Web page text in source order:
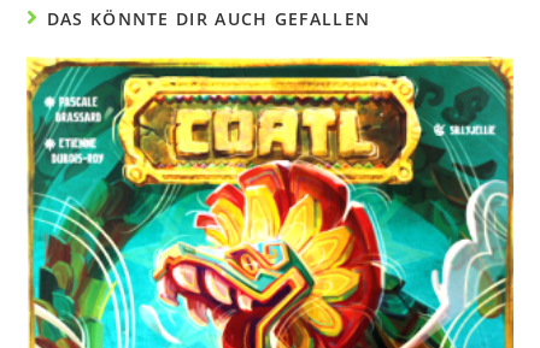
DAS KÖNNTE DIR AUCH GEFALLEN